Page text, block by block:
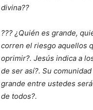
divina??
??? ¿Quién es grande,
corren el riesgo aquellos
oprimir?. Jesús indica a
de ser así?. Su
grande entre ustedes
de todos?.